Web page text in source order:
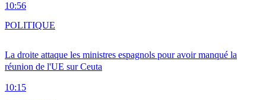
10:56
La droite attaque les ministres espagnols pour avoir manqué la
réunion de l'UE sur Ceuta
10:15
POLITIQUE